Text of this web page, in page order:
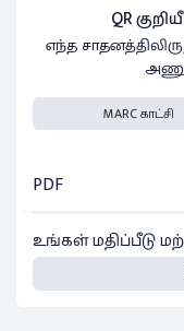
QR
எந்த
MARC காட்சி
PDF
உங்கள் மதிப்பீடு